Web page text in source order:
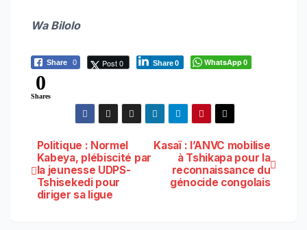
Wa Bilolo
Share 0 Post 0 Share0 WhatsApp0
0
Shares
Navigation
de
l’article
Kasaï : l’ANVC mobilise
à Tshikapa pour la
reconnaissance du
génocide congolais
Politique : Normel
Kabeya, plébiscité par
la jeunesse UDPS-
Tshisekedi pour
diriger sa ligue